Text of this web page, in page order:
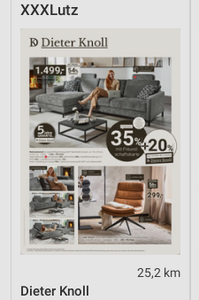
XXXLutz
25,2 km
Dieter Knoll